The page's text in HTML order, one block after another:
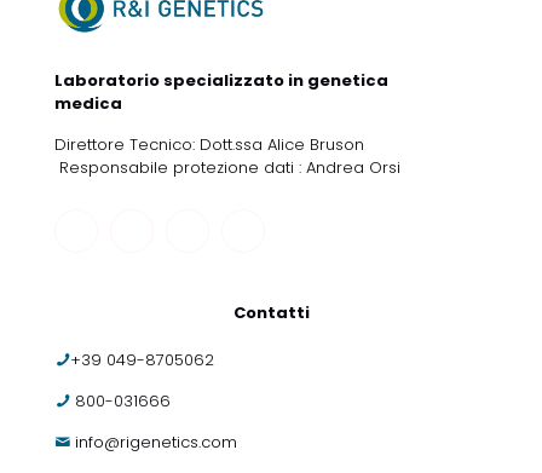
Laboratorio specializzato in genetica
medica
Direttore Tecnico: Dott.ssa Alice Bruson
Responsabile protezione dati : Andrea Orsi
Contatti
+39 049-8705062
800-031666
info@rigenetics.com